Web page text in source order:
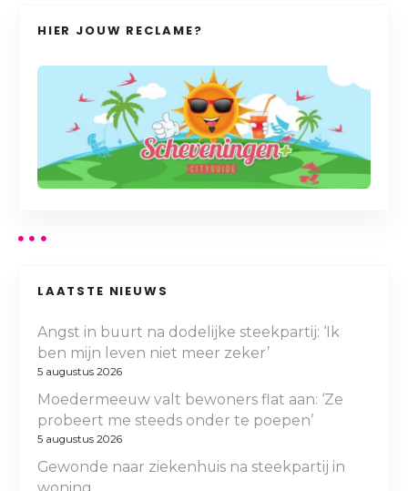
HIER JOUW RECLAME?
LAATSTE NIEUWS
Angst in buurt na dodelijke steekpartij: ‘Ik
ben mijn leven niet meer zeker’
5 augustus 2026
Moedermeeuw valt bewoners flat aan: ‘Ze
probeert me steeds onder te poepen’
5 augustus 2026
Gewonde naar ziekenhuis na steekpartij in